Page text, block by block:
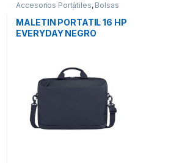
Accesorios Portátiles, Bolsas
Transporte Portátiles
MALETIN PORTATIL 16 HP
EVERYDAY NEGRO